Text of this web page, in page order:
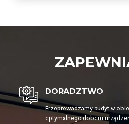
DORADZTWO
Przeprowadzamy audyt w
optymalnego doboru